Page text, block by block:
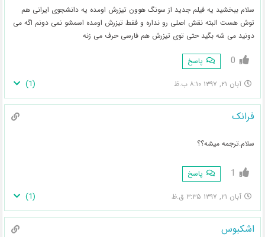
سلام ببخشید یه فیلم جدید از سونگ هوون تیزرش اومده یه دانشجوی ایرانی هم
توش هست البته نقش اصلی رو نداره و فقط تیزرش اومده اسمشو نمی دونم اگه می
دونید می شه بگید حتی توی تیزرش هم فارسی حرف می زنه
0 پاسخ
آبان ۲۱, ۱۳۹۷ ۸:۱۰ ب.ظ (
1
)
فرانک
سلام.ترجمه میشه؟؟
1 پاسخ
آبان ۲۱, ۱۳۹۷ ۳:۳۵ ق.ظ (
1
)
اشکبوس